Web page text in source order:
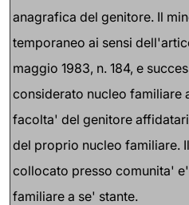
anagrafica del genitore. Il
temporaneo ai sensi
maggio 1983, n. 184, e
considerato nucleo familiare
facolta' del genitore
del proprio nucleo familiare.
collocato presso comunita'
familiare a se' stante.